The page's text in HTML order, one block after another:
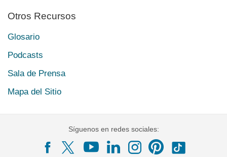
Otros Recursos
Glosario
Podcasts
Sala de Prensa
Mapa del Sitio
Síguenos en redes sociales: